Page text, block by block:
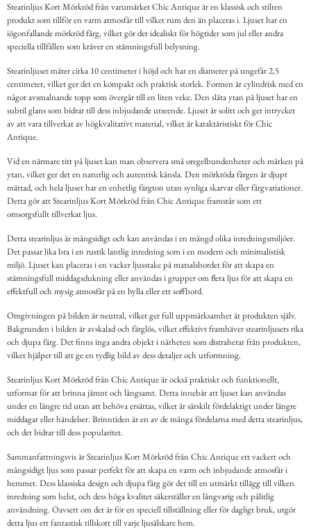
Stearinljus Kort Mörkröd från varumärket Chic Antique är en klassisk och stilren
produkt som tillför en varm atmosfär till vilket rum den än placeras i. Ljuset har en
iögonfallande mörkröd färg, vilket gör det idealiskt för högtider som jul eller andra
speciella tillfällen som kräver en stämningsfull belysning.
Stearinljuset mäter cirka 10 centimeter i höjd och har en diameter på ungefär 2,5
centimeter, vilket ger det en kompakt och praktisk storlek. Formen är cylindrisk med en
något avsmalnande topp som övergår till en liten veke. Den släta ytan på ljuset har en
subtil glans som bidrar till dess inbjudande utseende. Ljuset är solitt och ger intrycket
av att vara tillverkat av högkvalitativt material, vilket är karaktäristiskt för Chic
Antique.
Vid en närmare titt på ljuset kan man observera små oregelbundenheter och märken på
ytan, vilket ger det en naturlig och autentisk känsla. Den mörkröda färgen är djupt
mättad, och hela ljuset har en enhetlig färgton utan synliga skarvar eller färgvariationer.
Detta gör att Stearinljus Kort Mörkröd från Chic Antique framstår som ett
omsorgsfullt tillverkat ljus.
Detta stearinljus är mångsidigt och kan användas i en mängd olika inredningsmiljöer.
Det passar lika bra i en rustik lantlig inredning som i en modern och minimalistisk
miljö. Ljuset kan placeras i en vacker ljusstake på matsalsbordet för att skapa en
stämningsfull middagsdukning eller användas i grupper om flera ljus för att skapa en
effektfull och mysig atmosfär på en hylla eller ett soffbord.
Omgivningen på bilden är neutral, vilket ger full uppmärksamhet åt produkten själv.
Bakgrunden i bilden är avskalad och färglös, vilket effektivt framhäver stearinljusets rika
och djupa färg. Det finns inga andra objekt i närheten som distraherar från produkten,
vilket hjälper till att ge en tydlig bild av dess detaljer och utformning.
Stearinljus Kort Mörkröd från Chic Antique är också praktiskt och funktionellt,
utformat för att brinna jämnt och långsamt. Detta innebär att ljuset kan användas
under en längre tid utan att behöva ersättas, vilket är särskilt fördelaktigt under längre
middagar eller händelser. Brinntiden är en av de många fördelarna med detta stearinljus,
och det bidrar till dess popularitet.
Sammanfattningsvis är Stearinljus Kort Mörkröd från Chic Antique ett vackert och
mångsidigt ljus som passar perfekt för att skapa en varm och inbjudande atmosfär i
hemmet. Dess klassiska design och djupa färg gör det till en utmärkt tillägg till vilken
inredning som helst, och dess höga kvalitet säkerställer en långvarig och pålitlig
användning. Oavsett om det är för en speciell tillställning eller för dagligt bruk, utgör
detta ljus ett fantastisk tillskott till varje ljusälskare hem.